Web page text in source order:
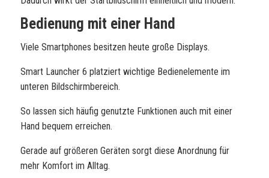
Bedienung mit einer Hand
Viele Smartphones besitzen heute große Displays.
Smart Launcher 6 platziert wichtige Bedienelemente im
unteren Bildschirmbereich.
So lassen sich häufig genutzte Funktionen auch mit einer
Hand bequem erreichen.
Gerade auf größeren Geräten sorgt diese Anordnung für
mehr Komfort im Alltag.